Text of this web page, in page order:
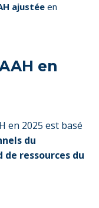
ajustée en
en
en 2025 est basé
du
de ressources du